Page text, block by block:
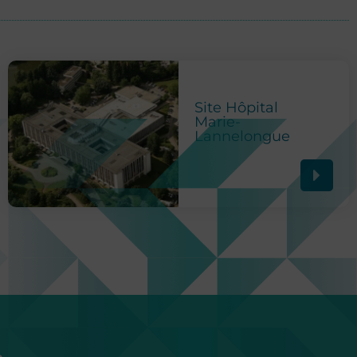
Site Hôpital
Marie-
Lannelongue